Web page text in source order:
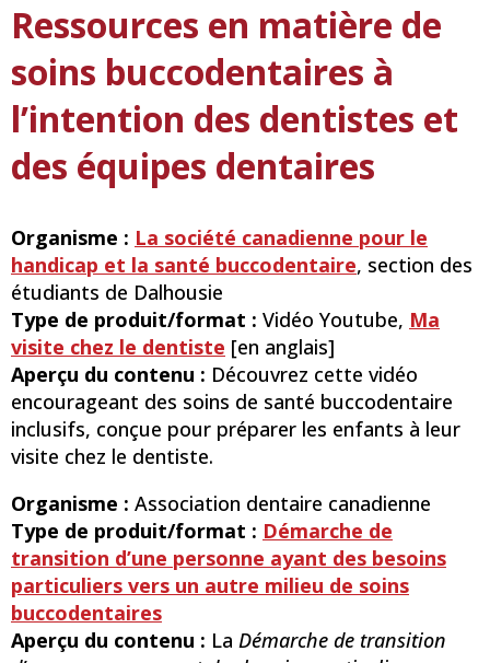
Ressources en matière de
soins buccodentaires à
l’intention des dentistes et
des équipes dentaires
Organisme : La société canadienne pour le
handicap et la santé buccodentaire, section des
étudiants de Dalhousie
Type de produit/format : Vidéo Youtube, Ma
visite chez le dentiste [en anglais]
Aperçu du contenu : Découvrez cette vidéo
encourageant des soins de santé buccodentaire
inclusifs, conçue pour préparer les enfants à leur
visite chez le dentiste.
Organisme : Association dentaire canadienne
Type de produit/format : Démarche de
transition d’une personne ayant des besoins
particuliers vers un autre milieu de soins
buccodentaires
Aperçu du contenu : La Démarche de transition